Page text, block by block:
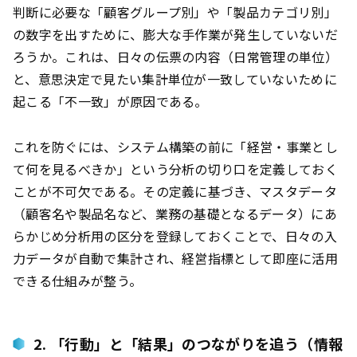
判断に必要な「顧客グループ別」や「製品カテゴリ別」
の数字を出すために、膨大な手作業が発生していないだ
ろうか。これは、日々の伝票の内容（日常管理の単位）
と、意思決定で見たい集計単位が一致していないために
起こる「不一致」が原因である。
これを防ぐには、システム構築の前に「経営・事業とし
て何を見るべきか」という分析の切り口を定義しておく
ことが不可欠である。その定義に基づき、マスタデータ
（顧客名や製品名など、業務の基礎となるデータ）にあ
らかじめ分析用の区分を登録しておくことで、日々の入
力データが自動で集計され、経営指標として即座に活用
できる仕組みが整う。
2. 「行動」と「結果」のつながりを追う（情報